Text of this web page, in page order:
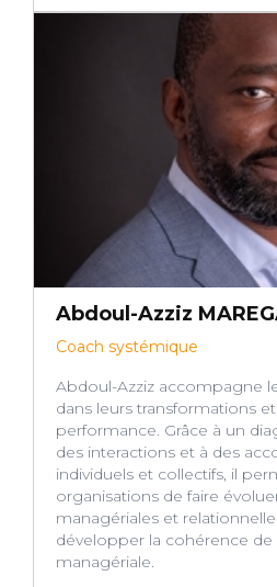
Abdoul-Azziz
Coach systémique
Abdoul-Azziz accompagne
dans leurs transformations
performance. Grâce à un
des interactions et à des
individuels et collectifs, il
organisations de faire
managériales et
développer la cohérence de
managériale.